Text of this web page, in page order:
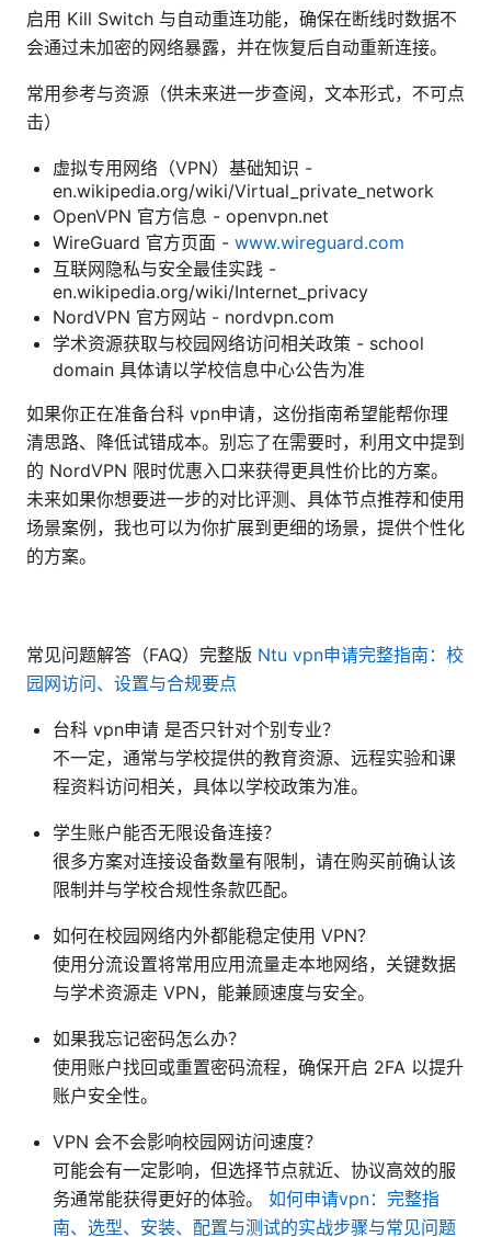
启用 Kill Switch 与自动重连功能，确保在断线时数据不
会通过未加密的网络暴露，并在恢复后自动重新连接。
常用参考与资源（供未来进一步查阅，文本形式，不可点
击）
虚拟专用网络（VPN）基础知识 -
en.wikipedia.org/wiki/Virtual_private_network
OpenVPN 官方信息 - openvpn.net
WireGuard 官方页面 - www.wireguard.com
互联网隐私与安全最佳实践 -
en.wikipedia.org/wiki/Internet_privacy
NordVPN 官方网站 - nordvpn.com
学术资源获取与校园网络访问相关政策 - school
domain 具体请以学校信息中心公告为准
如果你正在准备台科 vpn申请，这份指南希望能帮你理
清思路、降低试错成本。别忘了在需要时，利用文中提到
的 NordVPN 限时优惠入口来获得更具性价比的方案。
未来如果你想要进一步的对比评测、具体节点推荐和使用
场景案例，我也可以为你扩展到更细的场景，提供个性化
的方案。
常见问题解答（FAQ）完整版 Ntu vpn申请完整指南：校
园网访问、设置与合规要点
台科 vpn申请 是否只针对个别专业？
不一定，通常与学校提供的教育资源、远程实验和课
程资料访问相关，具体以学校政策为准。
学生账户能否无限设备连接？
很多方案对连接设备数量有限制，请在购买前确认该
限制并与学校合规性条款匹配。
如何在校园网络内外都能稳定使用 VPN？
使用分流设置将常用应用流量走本地网络，关键数据
与学术资源走 VPN，能兼顾速度与安全。
如果我忘记密码怎么办？
使用账户找回或重置密码流程，确保开启 2FA 以提升
账户安全性。
VPN 会不会影响校园网访问速度？
可能会有一定影响，但选择节点就近、协议高效的服
务通常能获得更好的体验。 如何申请vpn：完整指
南、选型、安装、配置与测试的实战步骤与常见问题